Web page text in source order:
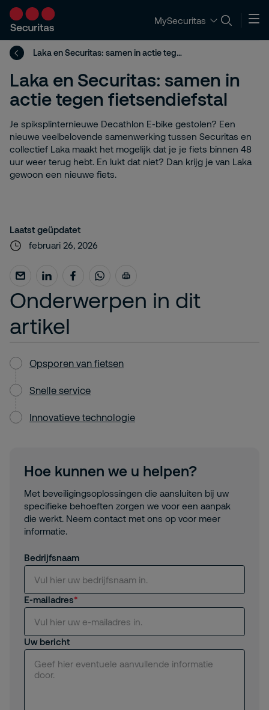
MySecuritas
Laka en Securitas: samen in actie tegen fietsendiefstal
Laka en Securitas: samen in
actie tegen fietsendiefstal
Je spiksplinternieuwe Decathlon E-bike gestolen? Een
nieuwe veelbelovende samenwerking tussen Securitas en
collectief Laka maakt het mogelijk dat je je fiets binnen 48
uur weer terug hebt. En lukt dat niet? Dan krijg je van Laka
gewoon een nieuwe fiets.
Laatst geüpdatet
februari 26, 2026
Onderwerpen in dit
artikel
Opsporen van fietsen
Snelle service
Innovatieve technologie
Hoe kunnen we u helpen?
Met beveiligingsoplossingen die aansluiten bij uw
specifieke behoeften zorgen we voor een aanpak
die werkt. Neem contact met ons op voor meer
informatie.
Bedrijfsnaam
E-mailadres
Uw bericht